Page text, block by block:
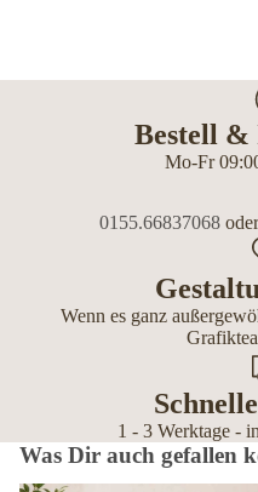
Bestell
Mo-Fr
0155.66837068
Wenn es ganz
1 - 3 Werktage -
Was Dir auch gefallen